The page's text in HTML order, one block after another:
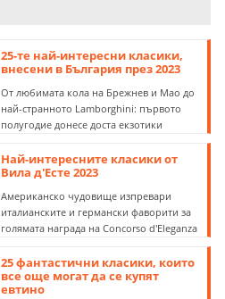
25-те най-интересни класики,
внесени в България през 2023
От любимата кола на Брежнев и Мао до
най-странното Lamborghini: първото
полугодие донесе доста екзотики
Най-интересните класики от
Вила д'Eсте 2023
Американско чудовище изпревари
италианските и германски фаворити за
голямата награда на Concorso d'Eleganza
25 фантастични класики, които
все още могат да се купят
евтино